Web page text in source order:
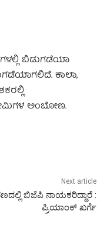
ಬಿಡುಗಡೆಯಾ
ಕಾಲಾ,
ಅಂಬೋಣ.
Next article
ಬಿಜೆಪಿ ನಾಯಕರಿದ್ದಾರೆ :
ಪ್ರಿಯಾಂಕ್ ಖರ್ಗೆ